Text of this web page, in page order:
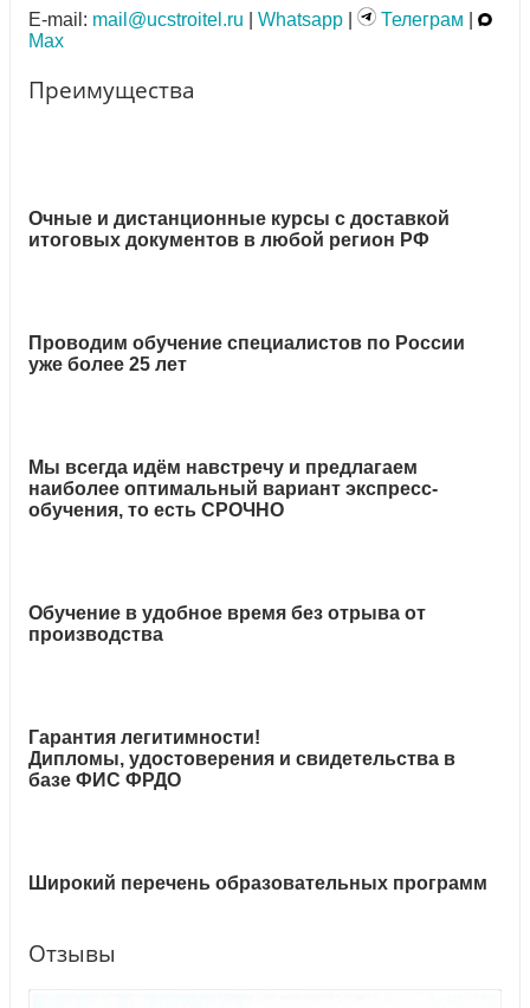
E-mail: mail@ucstroitel.ru Whatsapp Телеграм
Max
Преимущества
Очные и дистанционные курсы с доставкой
итоговых документов в любой регион РФ
Проводим обучение специалистов по России
уже более 25 лет
Мы всегда идём навстречу и предлагаем
наиболее оптимальный вариант экспресс-
обучения, то есть СРОЧНО
Обучение в удобное время без отрыва от
производства
Гарантия легитимности!
Дипломы, удостоверения и свидетельства в
базе ФИС ФРДО
Широкий перечень образовательных программ
Отзывы